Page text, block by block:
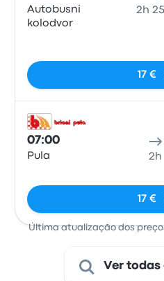
Autobusni
kolodvor
2h
17 €
07:00
Pula 2h
17 €
Última atualização dos
Ver